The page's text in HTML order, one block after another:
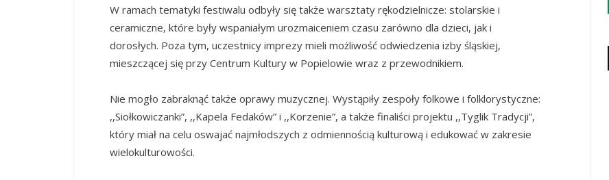
W ramach tematyki festiwalu odbyły się także warsztaty rękodzielnicze: stolarskie i
ceramiczne, które były wspaniałym urozmaiceniem czasu zarówno dla dzieci, jak i
dorosłych. Poza tym, uczestnicy imprezy mieli możliwość odwiedzenia izby śląskiej,
mieszczącej się przy Centrum Kultury w Popielowie wraz z przewodnikiem.
Nie mogło zabraknąć także oprawy muzycznej. Wystąpiły zespoły folkowe i folklorystyczne:
,,Siołkowiczanki”, ,,Kapela Fedaków” i ,,Korzenie”, a takżefinaliści projektu ,,Tyglik Tradycji”,
który miał na celu oswajać najmłodszych z odmiennością kulturową i edukować w zakresie
wielokulturowości.